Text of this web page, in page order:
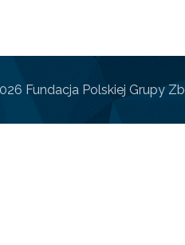
Fundacja Polskiej Grupy